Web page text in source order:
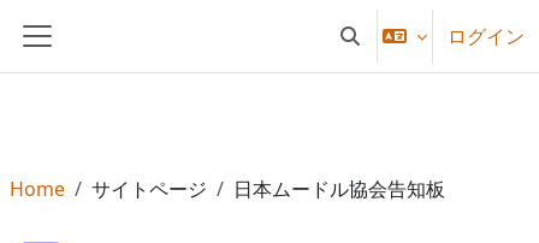
サイドパネル 検索入力に切り替える
ログイン
Home サイトページ 日本ムードル協会告知板